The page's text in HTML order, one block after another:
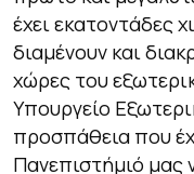
έχει εκατοντάδες
διαμένουν και
χώρες του
Υπουργείο
προσπάθεια που
Πανεπιστήμιό μας